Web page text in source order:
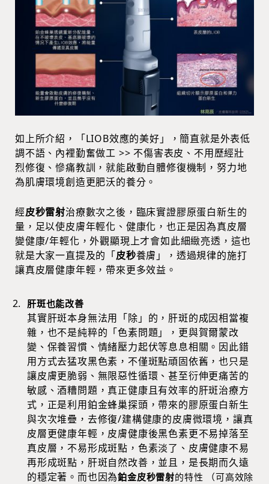
如上所介紹，「LIOB效應的美好」，簡直就是外表低
調不語、內裡勤奮做工 >> 不傷害表皮、不用歷經壯
烈修復、慘痛教訓，就能啟動自體修復機制，努力地
為肌膚環境創造更肥沃的養分。
經皮秒雷射治療數次之後，臨床實證膠原蛋白新生的
量，足以使皮膚年輕化、健康化，也正是因為真皮層
變健康/年輕化，外觀顯現上才會如此細緻亮透，這也
就是大家一直提及的「皮秒養膚」，透過規律的施打
讓真皮層健康年輕，帶來更多效益。
肝斑也能改善
其實肝斑本身無法用「除」的，肝斑的成因相當複
雜，也不是純粹的「色素問題」，更與賀爾蒙改
變、保養習慣、情緒壓力起伏等息息相關。因此錯
用方式去猛攻黑色素，不僅斑點頑固依舊，也只是
讓皮膚更脆弱、無限惡性循環、甚至衍伸更痛苦的
敏感、酒糟問題，真正健康且有效率的肝斑治療方
式，正是利用鉑金蜂巢探頭，帶來的膠原蛋白新生
與次次堆疊，去修復/建構健康的皮膚微環境，讓真
皮層更健康年輕，皮膚健康後黑色素更不易掉落至
真皮層，不易形成斑點，色素淡了、皮膚健康不易
再形成斑點，肝斑自然改善，並且，是長期而久遠
的穩定著。而也因為鉑金皮秒雷射的特性 （可高效除